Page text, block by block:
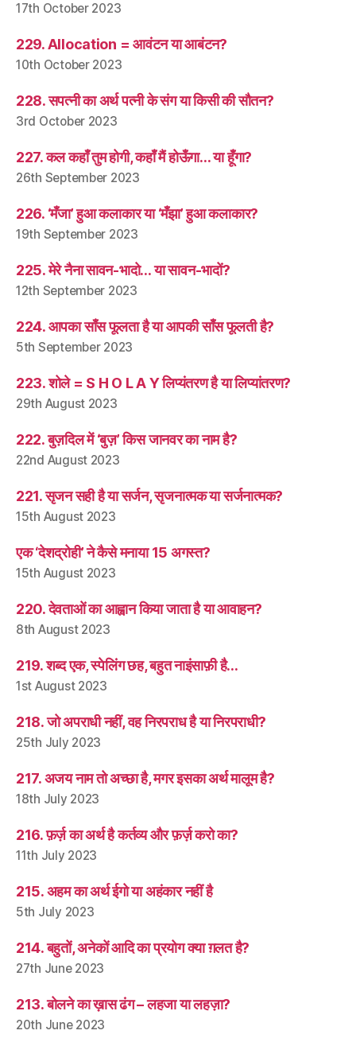
17th October 2023
229. Allocation = आवंटन या आबंटन?
10th October 2023
228. सपत्नी का अर्थ पत्नी के संग या किसी की सौतन?
3rd October 2023
227. कल कहाँ तुम होगी, कहाँ मैं होऊँगा… या हूँगा?
26th September 2023
226. ‘मँजा’ हुआ कलाकार या ‘मँझा’ हुआ कलाकार?
19th September 2023
225. मेरे नैना सावन-भादो… या सावन-भादों?
12th September 2023
224. आपका साँस फूलता है या आपकी साँस फूलती है?
5th September 2023
223. शोले = S H O L A Y लिप्यंतरण है या लिप्यांतरण?
29th August 2023
222. बुज़दिल में ‘बुज़’ किस जानवर का नाम है?
22nd August 2023
221. सृजन सही है या सर्जन, सृजनात्मक या सर्जनात्मक?
15th August 2023
एक ‘देशद्रोही’ ने कैसे मनाया 15 अगस्त?
15th August 2023
220. देवताओं का आह्वान किया जाता है या आवाहन?
8th August 2023
219. शब्द एक, स्पेलिंग छह, बहुत नाइंसाफ़ी है…
1st August 2023
218. जो अपराधी नहीं, वह निरपराध है या निरपराधी?
25th July 2023
217. अजय नाम तो अच्छा है, मगर इसका अर्थ मालूम है?
18th July 2023
216. फ़र्ज़ का अर्थ है कर्तव्य और फ़र्ज़ करो का?
11th July 2023
215. अहम का अर्थ ईगो या अहंकार नहीं है
5th July 2023
214. बहुतों, अनेकों आदि का प्रयोग क्या ग़लत है?
27th June 2023
213. बोलने का ख़ास ढंग – लहजा या लहज़ा?
20th June 2023